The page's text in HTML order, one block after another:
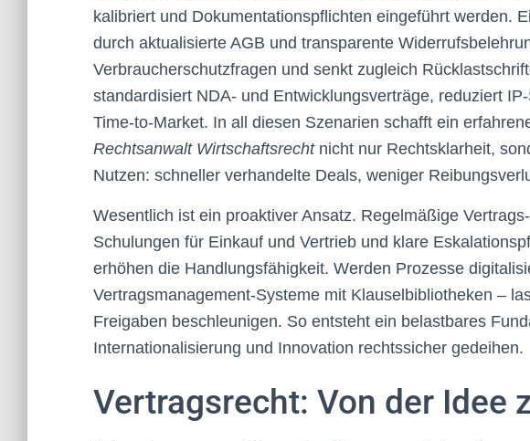
kalibriert und Dokumentationspflichten eingeführt werden.
durch aktualisierte AGB und transparente
Verbraucherschutzfragen und senkt zugleich
standardisiert NDA- und Entwicklungsverträge, reduziert
Time-to-Market. In all diesen Szenarien schafft ein
Rechtsanwalt Wirtschaftsrechtnicht nur Rechtsklarheit,
Nutzen: schneller verhandelte Deals, weniger
Wesentlich ist ein proaktiver Ansatz. Regelmäßige
Schulungen für Einkauf und Vertrieb und klare
erhöhen die Handlungsfähigkeit. Werden Prozesse
Vertragsmanagement-Systeme mit Klauselbibliotheken –
Freigaben beschleunigen. So entsteht ein belastbares
Internationalisierung und Innovation rechtssicher gedeihen.
Vertragsrecht: Von der Idee